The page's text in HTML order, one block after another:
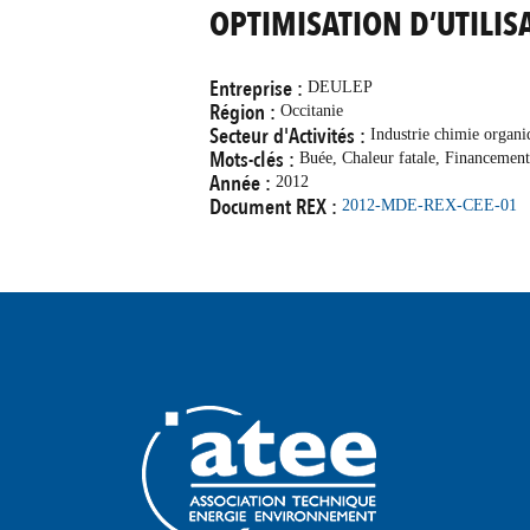
OPTIMISATION
Entreprise : DEULEP
Région : Occitanie
Secteur d'Activités : Industrie chimie
Mots-clés : Buée, Chaleur fatale, Financement
Année : 2012
Document REX : 2012-MDE-REX-CEE-01